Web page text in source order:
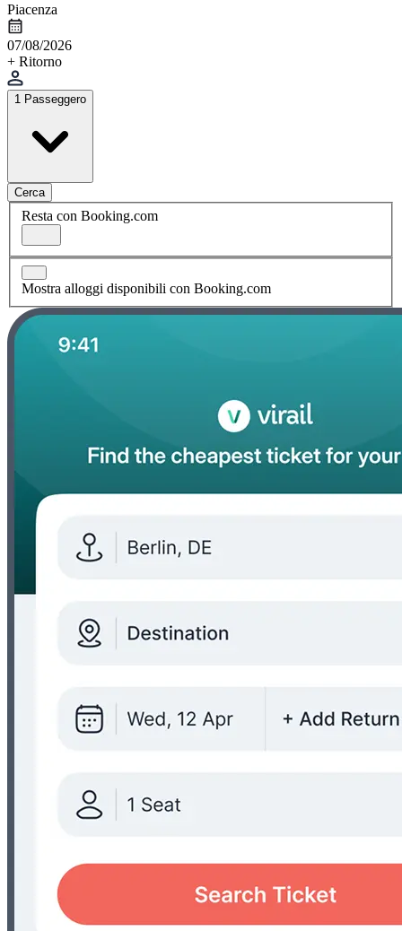
Piacenza
07/08/2026
+ Ritorno
1 Passeggero
Cerca
Resta con Booking.com
Mostra alloggi disponibili con Booking.com